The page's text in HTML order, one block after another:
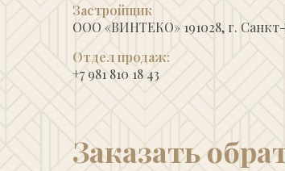
Застройщик
ООО «ВИНТЕКО» 191028, г.
Отдел продаж:
+7 981 810 18 43
Заказать